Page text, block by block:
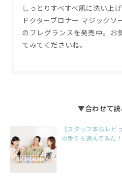
しっとりすべすべ肌に洗い上げ
ドクターブロナー マジックソ
のフレグランスを発売中。お
てみてくださいね。
▼合わせて読
【スタッフ本気レ
の香りを選んでみた！